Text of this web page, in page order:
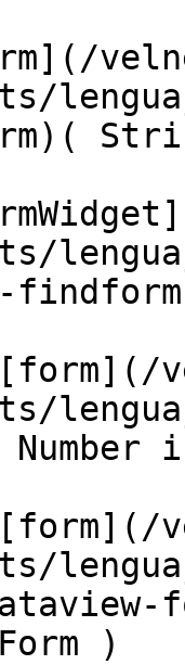
[form](/
[form](/
)